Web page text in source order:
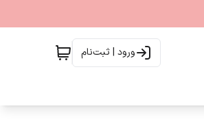
ورود | ثبت‌نام